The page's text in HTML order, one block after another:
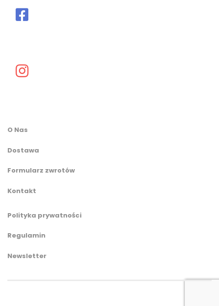
O Nas
Dostawa
Formularz zwrotów
Kontakt
Polityka prywatności
Regulamin
Newsletter